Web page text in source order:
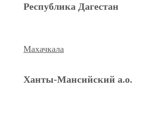
Республика Дагестан
Махачкала
Ханты-Мансийский а.о.